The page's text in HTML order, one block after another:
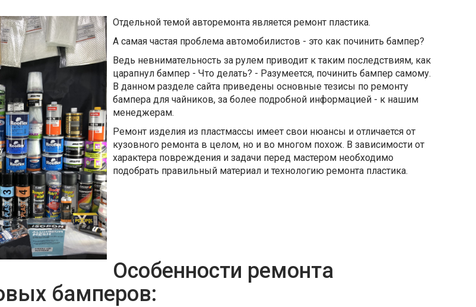
Отдельной темой авторемонта является ремонт пластика.
А самая частая проблема автомобилистов - это как починить бампер?
Ведь невнимательность за рулем приводит к таким последствиям, как
царапнул бампер - Что делать? - Разумеется, починить бампер самому.
В данном разделе сайта приведены основные тезисы по ремонту
бампера для чайников, за более подробной информацией - к нашим
менеджерам.
Ремонт изделия из пластмассы имеет свои нюансы и отличается от
кузовного ремонта в целом, но и во многом похож. В зависимости от
характера повреждения и задачи перед мастером необходимо
подобрать правильный материал и технологию ремонта пластика.
Особенности ремонта
бамперов: